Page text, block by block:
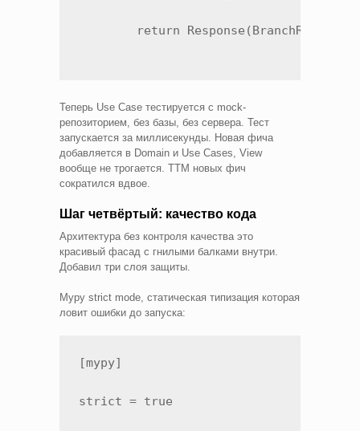
return
Теперь Use Case тестируется с mock-
репозиторием, без базы, без сервера. Тест
запускается за миллисекунды. Новая фича
добавляется в Domain и Use Cases, View
вообще не трогается. TTM новых фич
сократился вдвое.
Шаг четвёртый: качество кода
Архитектура без контроля качества это
красивый фасад с гнилыми балками внутри.
Добавил три слоя защиты.
Mypy strict mode, статическая типизация которая
ловит ошибки до запуска:
[mypy]
strict = true